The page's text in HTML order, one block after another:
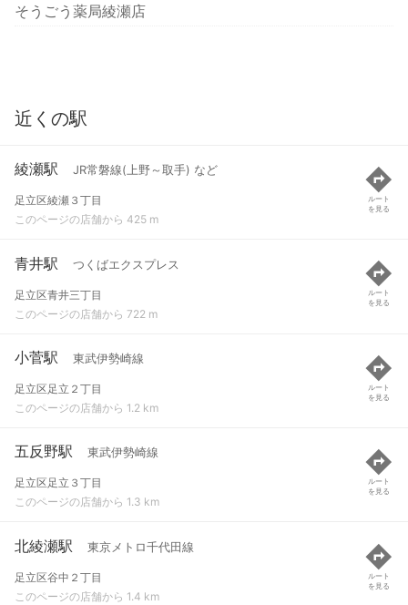
そうごう薬局綾瀬店
近くの駅
綾瀬駅 JR常磐線(上野～取手) など
足立区綾瀬３丁目
このページの店舗から 425 m
ルート
を見る
青井駅 つくばエクスプレス
足立区青井三丁目
このページの店舗から 722 m
ルート
を見る
小菅駅 東武伊勢崎線
足立区足立２丁目
このページの店舗から 1.2 km
ルート
を見る
五反野駅 東武伊勢崎線
足立区足立３丁目
このページの店舗から 1.3 km
ルート
を見る
北綾瀬駅 東京メトロ千代田線
足立区谷中２丁目
このページの店舗から 1.4 km
ルート
を見る